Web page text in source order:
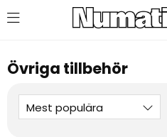
Övriga tillbehör
Mest populära